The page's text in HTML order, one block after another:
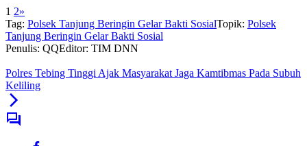
1 2»
Tag: Polsek Tanjung Beringin Gelar Bakti SosialTopik: Polsek
Tanjung Beringin Gelar Bakti Sosial
Penulis: QQEditor: TIM DNN
Polres Tebing Tinggi Ajak Masyarakat Jaga Kamtibmas Pada Subuh
Keliling